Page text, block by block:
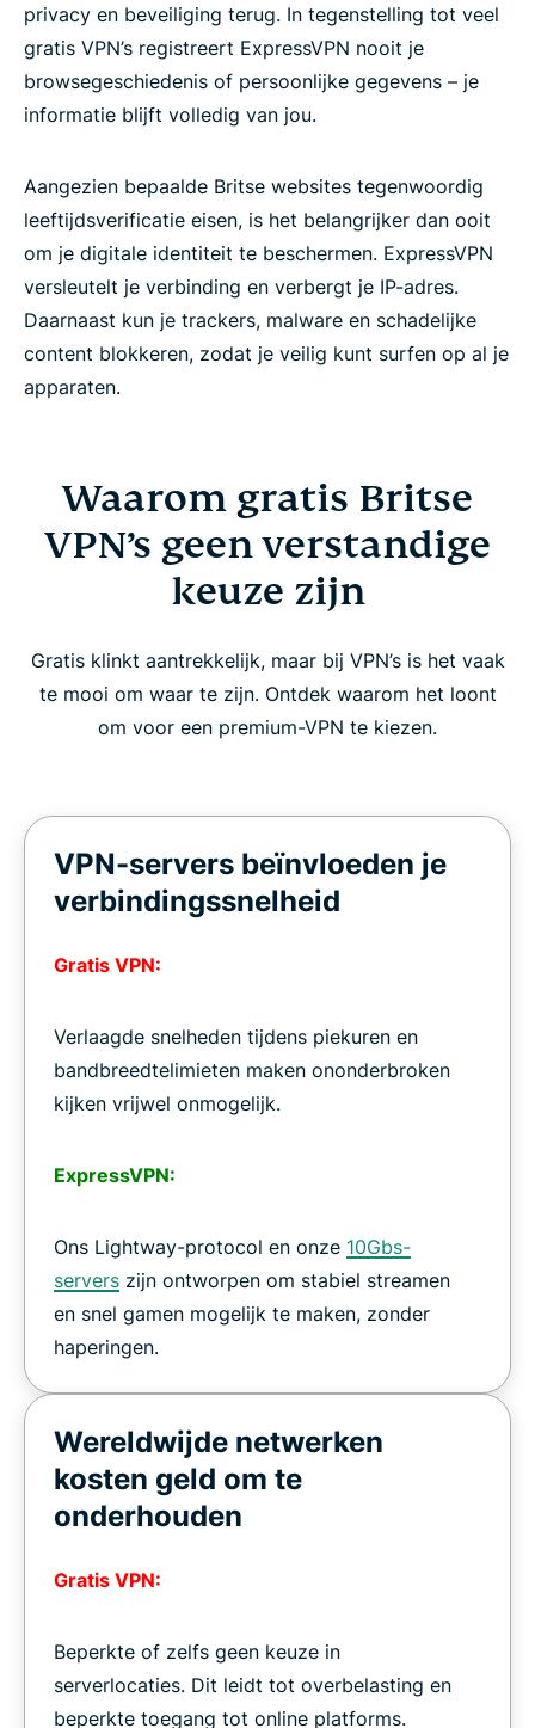
privacy en beveiliging terug. In tegenstelling tot veel
gratis VPN’s registreert ExpressVPN nooit je
browsegeschiedenis of persoonlijke gegevens – je
informatie blijft volledig van jou.
Aangezien bepaalde Britse websites tegenwoordig
leeftijdsverificatie eisen, is het belangrijker dan ooit
om je digitale identiteit te beschermen. ExpressVPN
versleutelt je verbinding en verbergt je IP-adres.
Daarnaast kun je trackers, malware en schadelijke
content blokkeren, zodat je veilig kunt surfen op al je
apparaten.
Waarom gratis Britse
VPN’s geen verstandige
keuze zijn
Gratis klinkt aantrekkelijk, maar bij VPN’s is het vaak
te mooi om waar te zijn. Ontdek waarom het loont
om voor een premium-VPN te kiezen.
VPN-servers beïnvloeden je
verbindingssnelheid
Gratis VPN:
Verlaagde snelheden tijdens piekuren en
bandbreedtelimieten maken ononderbroken
kijken vrijwel onmogelijk.
ExpressVPN:
Ons Lightway-protocol en onze 10Gbs-
servers zijn ontworpen om stabiel streamen
en snel gamen mogelijk te maken, zonder
haperingen.
Wereldwijde netwerken
kosten geld om te
onderhouden
Gratis VPN:
Beperkte of zelfs geen keuze in
serverlocaties. Dit leidt tot overbelasting en
beperkte toegang tot online platforms.